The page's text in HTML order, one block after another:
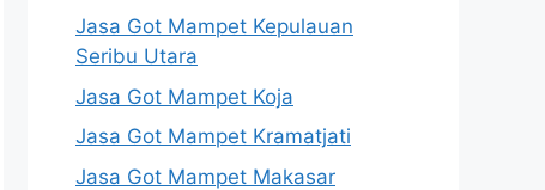
Jasa Got Mampet Kepulauan
Seribu Utara
Jasa Got Mampet Koja
Jasa Got Mampet Kramatjati
Jasa Got Mampet Makasar